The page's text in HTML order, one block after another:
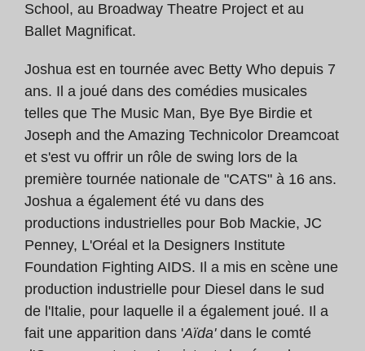
School, au Broadway Theatre Project et au
Ballet Magnificat.
Joshua est en tournée avec Betty Who depuis 7
ans. Il a joué dans des comédies musicales
telles que The Music Man, Bye Bye Birdie et
Joseph and the Amazing Technicolor Dreamcoat
et s'est vu offrir un rôle de swing lors de la
première tournée nationale de "CATS" à 16 ans.
Joshua a également été vu dans des
productions industrielles pour Bob Mackie, JC
Penney, L'Oréal et la Designers Institute
Foundation Fighting AIDS. Il a mis en scène une
production industrielle pour Diesel dans le sud
de l'Italie, pour laquelle il a également joué. Il a
fait une apparition dans 'Aïda'dans le comté